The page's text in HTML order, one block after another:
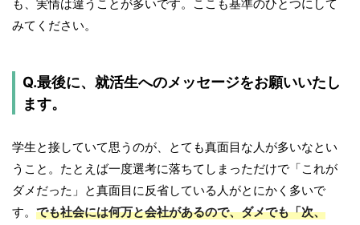
も、実情は違うことが多いです。ここも基準のひとつにして
みてください。
Q.最後に、就活生へのメッセージをお願いいたし
ます。
学生と接していて思うのが、とても真面目な人が多いなとい
うこと。たとえば一度選考に落ちてしまっただけで「これが
ダメだった」と真面目に反省している人がとにかく多いで
す。 でも社会には何万と会社があるので、ダメでも「次、